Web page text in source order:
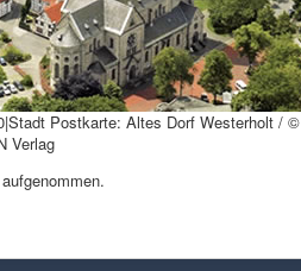
Postkarte: Altes Dorf Westerholt / ©
Verlag
aufgenommen.